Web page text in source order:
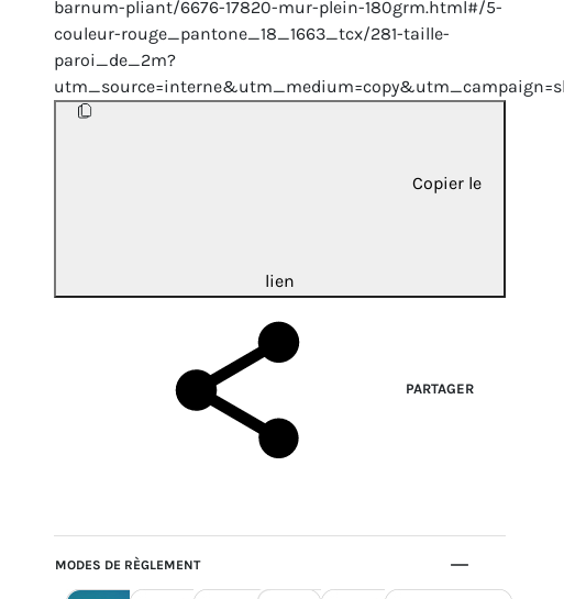
barnum-pliant/6676-17820-mur-plein-180grm.html#/5-
couleur-rouge_pantone_18_1663_tcx/281-taille-
paroi_de_2m?
Copier le
lien
PARTAGER
MODES DE RÈGLEMENT